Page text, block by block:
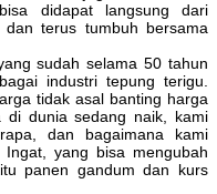
didapat langsung dari
terus tumbuh bersama
sudah selama 50 tahun
industri tepung terigu.
tidak asal banting harga
di dunia sedang naik, kami
dan bagaimana kami
yang bisa mengubah
panen gandum dan kurs